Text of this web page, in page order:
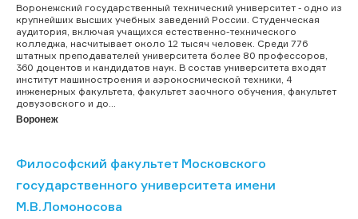
Воронежский государственный технический университет - одно из
крупнейших высших учебных заведений России. Студенческая
аудитория, включая учащихся естественно-технического
колледжа, насчитывает около 12 тысяч человек. Среди 776
штатных преподавателей университета более 80 профессоров,
360 доцентов и кандидатов наук. В состав университета входят
институт машиностроения и аэрокосмической техники, 4
инженерных факультета, факультет заочного обучения, факультет
довузовского и до...
Воронеж
Философский факультет Московского
государственного университета имени
М.В.Ломоносова